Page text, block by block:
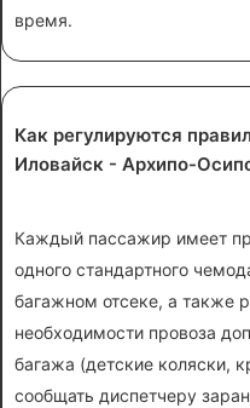
время.
Как регулируются
Иловайск - Архипо-
Каждый пассажир имеет
одного стандартного
багажном отсеке, а также
необходимости провоза
багажа (детские коляски,
сообщать диспетчеру